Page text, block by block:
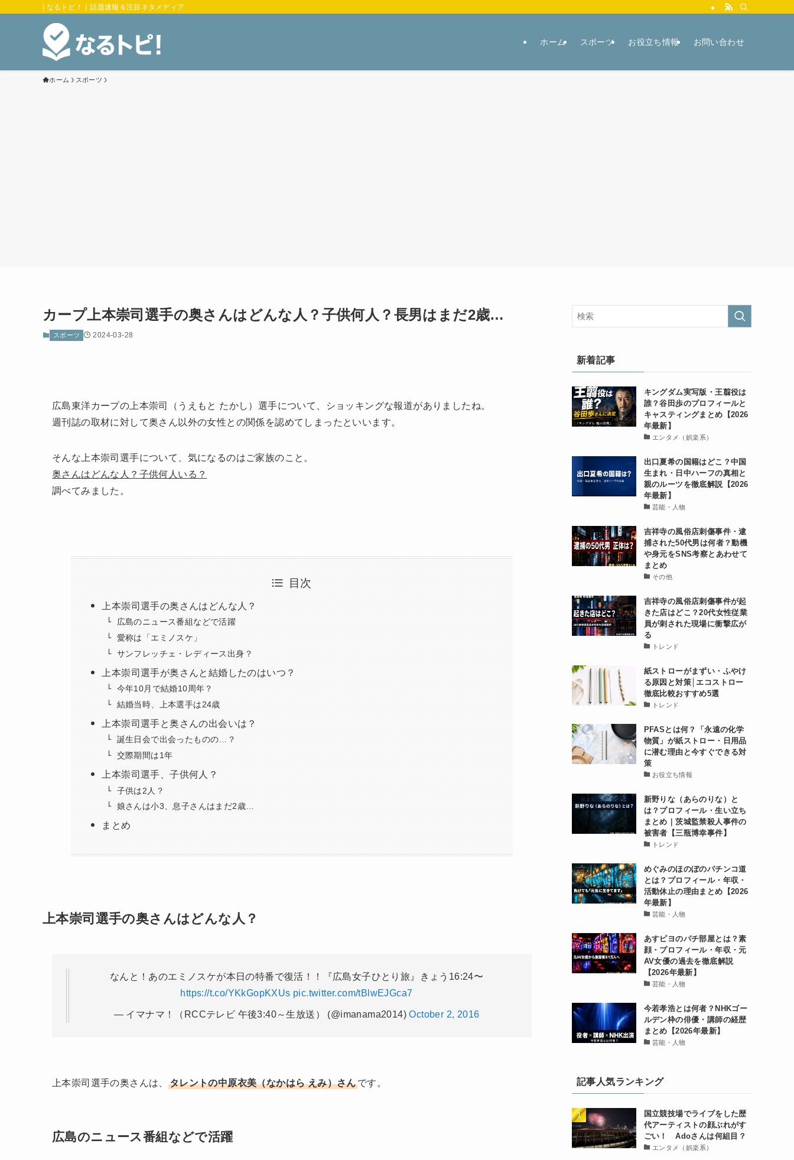
| なるトピ！｜話題速報＆注目ネタメディア
ホーム スポーツ お役立ち情報 お問い合わせ
ホーム スポーツ
カープ上本崇司選手の奥さんはどんな人？子供何人？長男はまだ2歳…
スポーツ 2024-03-28
広島東洋カープの上本崇司（うえもと たかし）選手について、ショッキングな報道がありましたね。
週刊誌の取材に対して奥さん以外の女性との関係を認めてしまったといいます。
そんな上本崇司選手について、気になるのはご家族のこと。
奥さんはどんな人？子供何人いる？
調べてみました。
目次
上本崇司選手の奥さんはどんな人？
広島のニュース番組などで活躍
愛称は「エミノスケ」
サンフレッチェ・レディース出身？
上本崇司選手が奥さんと結婚したのはいつ？
今年10月で結婚10周年？
結婚当時、上本選手は24歳
上本崇司選手と奥さんの出会いは？
誕生日会で出会ったものの…？
交際期間は1年
上本崇司選手、子供何人？
子供は2人？
娘さんは小3、息子さんはまだ2歳…
まとめ
上本崇司選手の奥さんはどんな人？
なんと！あのエミノスケが本日の特番で復活！！『広島女子ひとり旅』きょう16:24〜
https://t.co/YKkGopKXUs pic.twitter.com/tBlwEJGca7
— イマナマ！（RCCテレビ 午後3:40～生放送） (@imanama2014) October 2, 2016
上本崇司選手の奥さんは、 タレントの中原衣美（なかはら えみ）さんです。
広島のニュース番組などで活躍
新着記事
キングダム実写版・王翦役は
誰？谷田歩のプロフィールと
キャスティングまとめ【2026
年最新】
エンタメ（娯楽系）
出口夏希の国籍はどこ？中国
生まれ・日中ハーフの真相と
親のルーツを徹底解説【2026
年最新】
芸能・人物
吉祥寺の風俗店刺傷事件・逮
捕された50代男は何者？動機
や身元をSNS考察とあわせて
まとめ
その他
吉祥寺の風俗店刺傷事件が起
きた店はどこ？20代女性従業
員が刺された現場に衝撃広が
る
トレンド
紙ストローがまずい・ふやけ
る原因と対策│エコストロー
徹底比較おすすめ5選
トレンド
PFASとは何？「永遠の化学
物質」が紙ストロー・日用品
に潜む理由と今すぐできる対
策
お役立ち情報
新野りな（あらのりな）と
は？プロフィール・生い立ち
まとめ｜茨城監禁殺人事件の
被害者【三瓶博幸事件】
トレンド
めぐみのほのぼのパチンコ道
とは？プロフィール・年収・
活動休止の理由まとめ【2026
年最新】
芸能・人物
あすピヨのパチ部屋とは？素
顔・プロフィール・年収・元
AV女優の過去を徹底解説
【2026年最新】
芸能・人物
今若孝浩とは何者？NHKゴー
ルデン枠の俳優・講師の経歴
まとめ【2026年最新】
芸能・人物
記事人気ランキング
国立競技場でライブをした歴
代アーティストの顔ぶれがす
ごい！ Adoさんは何組目？
エンタメ（娯楽系）